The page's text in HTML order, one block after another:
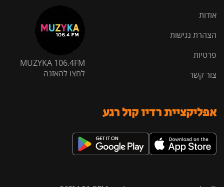
אודות
הצהרת נגישות
פרטיות
צור קשר
MUZYKA 106.4FM
לחצו להאזנה
אפליקציית רדיו קול רגע